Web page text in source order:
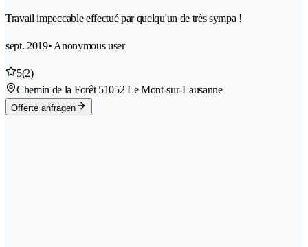
Travail impeccable effectué par quelqu'un de très sympa !
sept. 2019• Anonymous user
5(2)
Chemin de la Forêt 51052 Le Mont-sur-Lausanne
Offerte anfragen